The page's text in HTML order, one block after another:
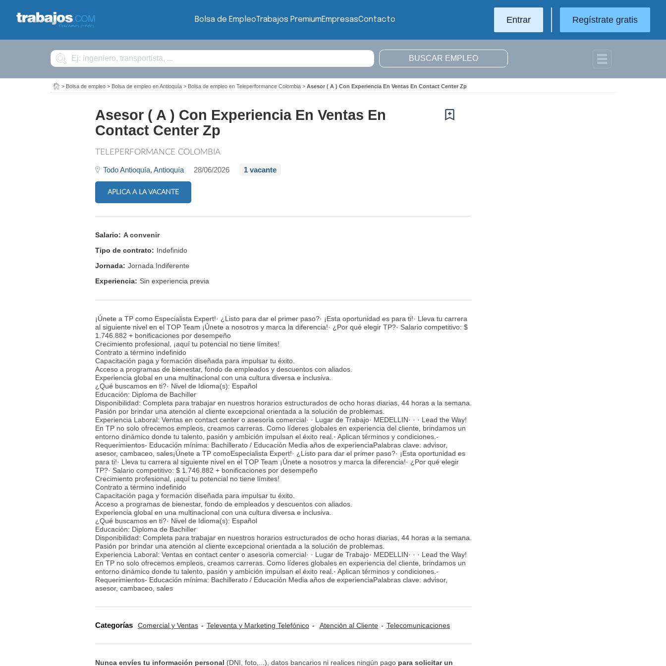
Bolsa de EmpleoTrabajos PremiumEmpresasContacto Entrar Regístrate gratis
Buscar
> Bolsa de empleo > Bolsa de empleo en Antioquía > Bolsa de empleo en Teleperformance Colombia > Asesor ( A ) Con Experiencia En Ventas En Contact Center Zp
Asesor ( A ) Con Experiencia En Ventas En
Contact Center Zp
TELEPERFORMANCE COLOMBIA
Todo Antioquía, Antioquía 28/06/2026 1 vacante
APLICA A LA VACANTE
Salario: A convenir
Tipo de contrato: Indefinido
Jornada: Jornada Indiferente
Experiencia: Sin experiencia previa
¡Únete a TP como Especialista Expert!· ¿Listo para dar el primer paso?· ¡Esta oportunidad es para ti!· Lleva tu carrera
al siguiente nivel en el TOP Team ¡Únete a nosotros y marca la diferencia!· ¿Por qué elegir TP?· Salario competitivo: $
1.746.882 + bonificaciones por desempeño
Crecimiento profesional, ¡aquí tu potencial no tiene límites!
Contrato a término indefinido
Capacitación paga y formación diseñada para impulsar tu éxito.
Acceso a programas de bienestar, fondo de empleados y descuentos con aliados.
Experiencia global en una multinacional con una cultura diversa e inclusiva.
¿Qué buscamos en ti?· Nivel de Idioma(s): Español
Educación: Diploma de Bachiller
Disponibilidad: Completa para trabajar en nuestros horarios estructurados de ocho horas diarias, 44 horas a la semana.
Pasión por brindar una atención al cliente excepcional orientada a la solución de problemas.
Experiencia Laboral: Ventas en contact center o asesoria comercial· · Lugar de Trabajo· MEDELLIN· · · Lead the Way!
En TP no solo ofrecemos empleos, creamos carreras. Como líderes globales en experiencia del cliente, brindamos un
entorno dinámico donde tu talento, pasión y ambición impulsan el éxito real.· Aplican términos y condiciones.-
Requerimientos- Educación mínima: Bachillerato / Educación Media años de experienciaPalabras clave: advisor,
asesor, cambaceo, sales¡Únete a TP comoEspecialista Expert!· ¿Listo para dar el primer paso?· ¡Esta oportunidad es
para ti!· Lleva tu carrera al siguiente nivel en el TOP Team ¡Únete a nosotros y marca la diferencia!· ¿Por qué elegir
TP?· Salario competitivo: $ 1.746.882 + bonificaciones por desempeño
Crecimiento profesional, ¡aquí tu potencial no tiene límites!
Contrato a término indefinido
Capacitación paga y formación diseñada para impulsar tu éxito.
Acceso a programas de bienestar, fondo de empleados y descuentos con aliados.
Experiencia global en una multinacional con una cultura diversa e inclusiva.
¿Qué buscamos en ti?· Nivel de Idioma(s): Español
Educación: Diploma de Bachiller
Disponibilidad: Completa para trabajar en nuestros horarios estructurados de ocho horas diarias, 44 horas a la semana.
Pasión por brindar una atención al cliente excepcional orientada a la solución de problemas.
Experiencia Laboral: Ventas en contact center o asesoria comercial· · Lugar de Trabajo· MEDELLIN· · · Lead the Way!
En TP no solo ofrecemos empleos, creamos carreras. Como líderes globales en experiencia del cliente, brindamos un
entorno dinámico donde tu talento, pasión y ambición impulsan el éxito real.· Aplican términos y condiciones.-
Requerimientos- Educación mínima: Bachillerato / Educación Media años de experienciaPalabras clave: advisor,
asesor, cambaceo, sales
Categorías Comercial y Ventas Televenta y Marketing Telefónico Atención al Cliente Telecomunicaciones
Nunca envíes tu información personal (DNI, foto,...), datos bancarios ni realices ningún pago para solicitar un